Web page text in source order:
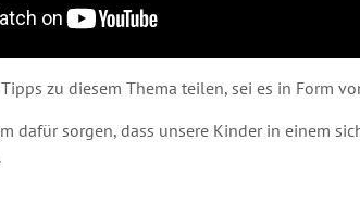
zu diesem Thema teilen, sei es in Form
dafür sorgen, dass unsere Kinder in einem